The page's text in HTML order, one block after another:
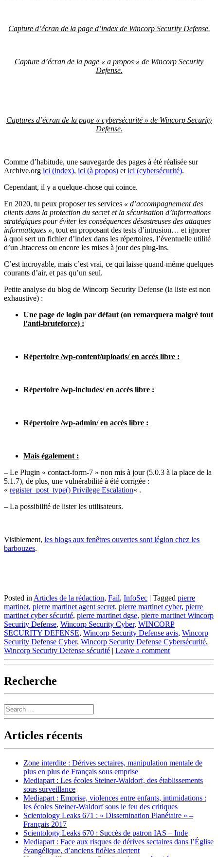
Capture d’écran de la page d’index de Wincorp Security Defense.
Capture d’écran de la page « a propos » de Wincorp Security
Defense.
Captures d’écran de la page « cybersécurité » de Wincorp Security
Defense.
Comme d’habitude, une sauvegarde des pages à été réalisée sur
Archive.org ici (index), ici (à propos) et ici (cybersécurité).
Cependant, il y a quelque-chose qui coince.
En 2020, tu peux proposer tes services « d’accompagnement des
clients dans la protection du secret et la sécurisation d’informations
stratégiques pour éviter les conséquences désastreuses des attaques
informatiques », tout en proposant des tests d’intrusion… et ignorer
à quoi sert un fichier d’index dans les répertoires, l’éventuelle utilité
d’un .htaccess ou encore les mises à jour des plug-ins.
C’est incroyable, mais c’est vrai, ce qui laisse quand-même quelques
courants d’air, et pas qu’un seul.
Petite analyse du blog de Wincorp Security Defense (la liste est non
exhaustive) :
Une page de login par défaut (on remarquera malgré tout
l’anti-bruteforce) :
Répertoire /wp-content/uploads/ en accès libre :
Répertoire /wp-includes/ en accès libre :
Répertoire /wp-admin/ en accès libre :
Mais également :
– Le Plugin « contact-form-7 » non mis à jour (5.0.3 à la place de la
5.1.7), de plus, une vulnérabilité à été corrigée :
« register_post_type() Privilege Escalation« .
– La possibilité de lister les utilisateurs.
Visiblement, les blogs aux fenêtres ouvertes sont légion chez les
barbouzes.
Posted in Articles de la rédaction, Fail, InfoSec | Tagged pierre
martinet, pierre martinet agent secret, pierre martinet cyber, pierre
martinet cyber sécurité, pierre martinet dgse, pierre martinet Wincorp
Security Defense, Wincorp Security Cyber, WINCORP
SECURITY DEFENSE, Wincorp Security Defense avis, Wincorp
Security Defense Cyber, Wincorp Security Defense Cybersécurité,
Wincorp Security Defense sécurité | Leave a comment
Recherche
Search
Articles récents
Zone interdite : Dérives sectaires, manipulation mentale de
plus en plus de Français sous emprise
Mediapart : Les écoles Steiner-Waldorf, des établissements
sous surveillance
Mediapart : Emprise, violences entre enfants, intimidations :
les écoles Steiner-Waldorf sous le feu des critiques
Scientology Leaks 671 : « Dissemination Planétaire » –
Français 2017
Scientology Leaks 670 : Succès de patron IAS – Inde
Mediapart : Face aux risques de dérives sectaires dans l’Église
évangélique, d’anciens fidèles alertent